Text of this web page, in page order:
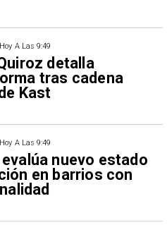
Hoy A Las 9:49
detalla
tras cadena
Kast
Hoy A Las 9:49
nuevo estado
en barrios con